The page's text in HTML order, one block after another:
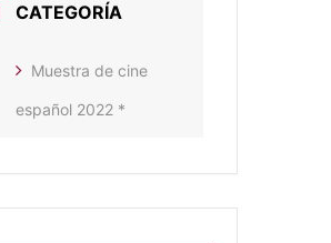
CATEGORÍA
Muestra de cine
español 2022 *